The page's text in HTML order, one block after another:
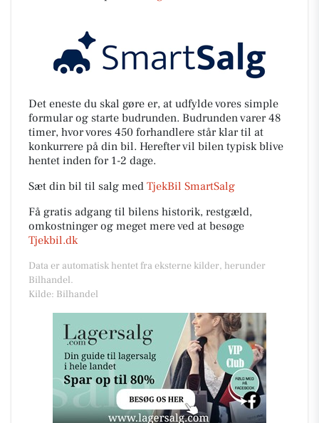
Det eneste du skal gøre er, at udfylde vores simple
formular og starte budrunden. Budrunden varer 48
timer, hvor vores 450 forhandlere står klar til at
konkurrere på din bil. Herefter vil bilen typisk blive
hentet inden for 1-2 dage.
Sæt din bil til salg med TjekBil SmartSalg
Få gratis adgang til bilens historik, restgæld,
omkostninger og meget mere ved at besøge
Tjekbil.dk
Data er automatisk hentet fra eksterne kilder, herunder
Bilhandel.
Kilde: Bilhandel